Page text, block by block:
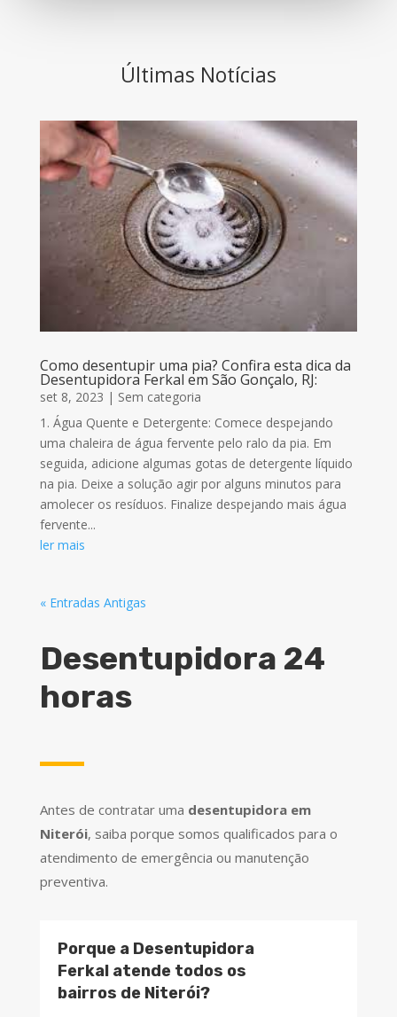
Últimas Notícias
Como desentupir uma pia? Confira esta dica da
Desentupidora Ferkal em São Gonçalo, RJ:
set 8, 2023 | Sem categoria
1. Água Quente e Detergente: Comece despejando
uma chaleira de água fervente pelo ralo da pia. Em
seguida, adicione algumas gotas de detergente líquido
na pia. Deixe a solução agir por alguns minutos para
amolecer os resíduos. Finalize despejando mais água
fervente...
ler mais
« Entradas Antigas
Desentupidora 24
horas
Antes de contratar uma desentupidora em
Niterói, saiba porque somos qualificados para o
atendimento de emergência ou manutenção
preventiva.
Porque a Desentupidora
Ferkal atende todos os
bairros de Niterói?